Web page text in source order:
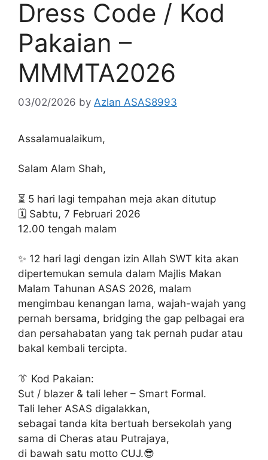
Dress Code / Kod
Pakaian –
MMMTA2026
03/02/2026 by Azlan ASAS8993
Assalamualaikum,
Salam Alam Shah,
⏳ 5 hari lagi tempahan meja akan ditutup
🗓️ Sabtu, 7 Februari 2026
12.00 tengah malam
✨ 12 hari lagi dengan izin Allah SWT kita akan
dipertemukan semula dalam Majlis Makan
Malam Tahunan ASAS 2026, malam
mengimbau kenangan lama, wajah-wajah yang
pernah bersama, bridging the gap pelbagai era
dan persahabatan yang tak pernah pudar atau
bakal kembali tercipta.
👔 Kod Pakaian:
Sut / blazer & tali leher – Smart Formal.
Tali leher ASAS digalakkan,
sebagai tanda kita bertuah bersekolah yang
sama di Cheras atau Putrajaya,
di bawah satu motto CUJ.😎